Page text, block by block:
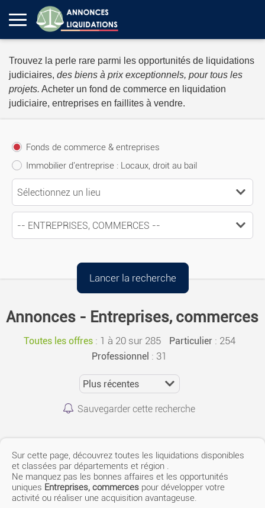
Trouvez la perle rare parmi les opportunités de liquidations
judiciaires, des biens à prix exceptionnels, pour tous les
projets. Acheter un fond de commerce en liquidation
judiciaire, entreprises en faillites à vendre.
Fonds de commerce & entreprises
Immobilier d'entreprise : Locaux, droit au bail
Annonces - Entreprises, commerces
Toutes les offres: 1 à 20 sur 285 Particulier: 254
Professionnel : 31
Sauvegarder cette recherche
Sur cette page, découvrez toutes les liquidations disponibles
et classées par départements et région .
Ne manquez pas les bonnes affaires et les opportunités
uniques Entreprises, commerces pour développer votre
activité ou réaliser une acquisition avantageuse.